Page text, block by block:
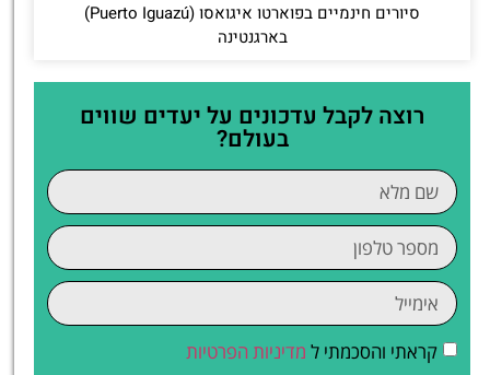
סיורים חינמיים בפוארטו איגואסו (Puerto Iguazú)
בארגנטינה
רוצה לקבל עדכונים על יעדים שווים
בעולם?
קראתי והסכמתי ל מדיניות הפרטיות